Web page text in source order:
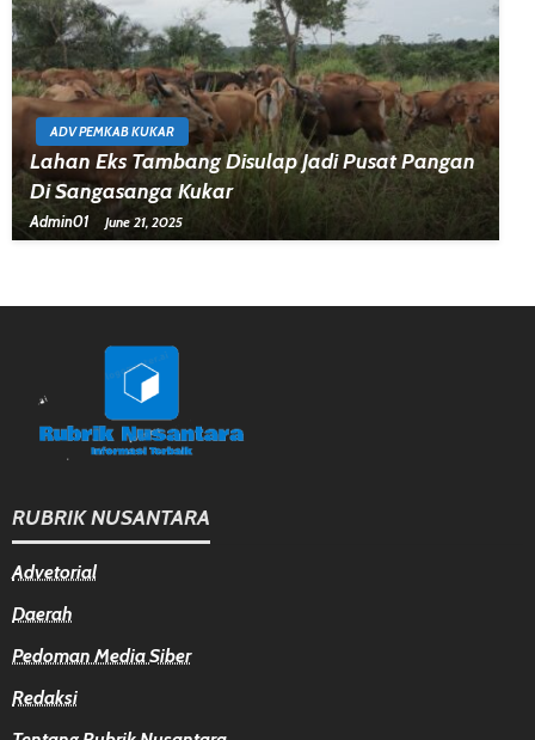
ADV PEMKAB KUKAR
Lahan Eks Tambang Disulap Jadi Pusat Pangan
Di Sangasanga Kukar
Admin01 June 21, 2025
RUBRIK NUSANTARA
Advetorial
Daerah
Pedoman Media Siber
Redaksi